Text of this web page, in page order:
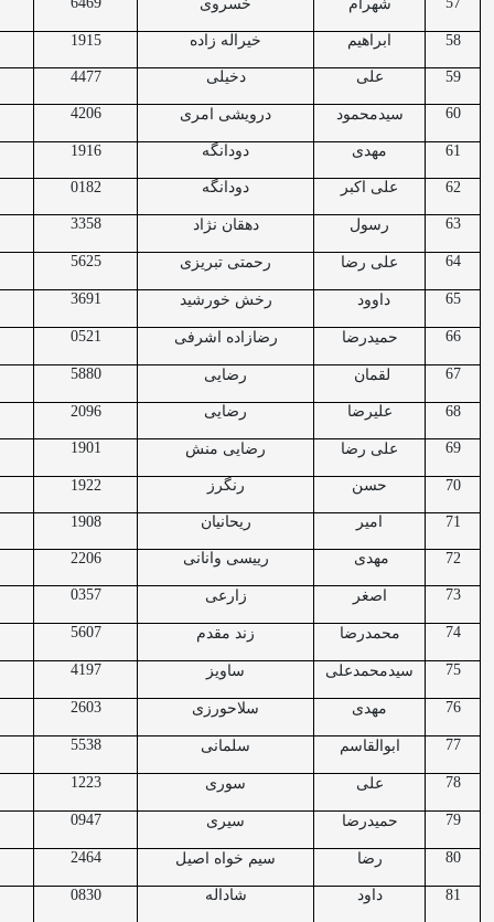
شهرام خسروی
58 ابراهیم خیراله زاده 1915
59 علی دخیلی 4477
60 سیدمحمود درویشی امری 4206
61 مهدی دودانگه 1916
62 علی اکبر دودانگه 0182
63 رسول دهقان نژاد 3358
64 علی رضا رحمتی تبریزی 5625
65 داوود رخش خورشید 3691
66 حمیدرضا رضازاده اشرفی 0521
67 لقمان رضایی 5880
68 علیرضا رضایی 2096
69 علی رضا رضایی منش 1901
70 حسن رنگرز 1922
71 امیر ریحانیان 1908
72 مهدی رییسی وانانی 2206
73 اصغر زارعی 0357
74 محمدرضا زند مقدم 5607
75 سیدمحمدعلی ساویز 4197
76 مهدی سلاحورزی 2603
77 ابوالقاسم سلمانی 5538
78 علی سوری 1223
79 حمیدرضا سیری 0947
80 رضا سیم خواه اصیل 2464
81 داود شاداله 0830